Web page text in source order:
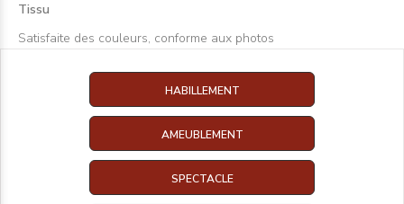
Tissu
Satisfaite des couleurs, conforme aux photos
HABILLEMENT
AMEUBLEMENT
SPECTACLE